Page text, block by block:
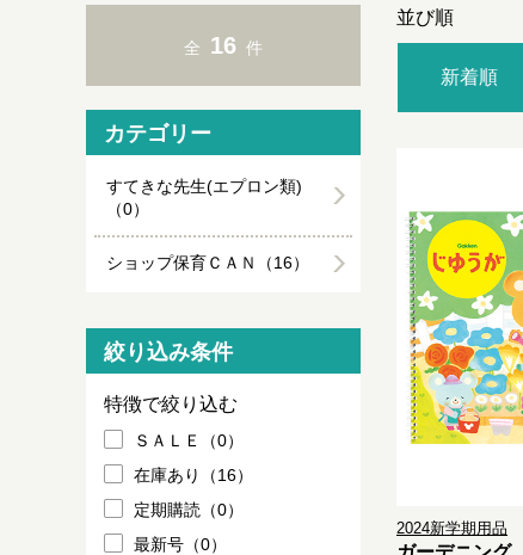
並び順
新着順
2024新学期用品
全 16 件
カテゴリー
すてきな先生(エプロン類)
（0）
ショップ保育ＣＡＮ（16）
絞り込み条件
特徴で絞り込む
ＳＡＬＥ（0）
在庫あり（16）
定期購読（0）
最新号（0）